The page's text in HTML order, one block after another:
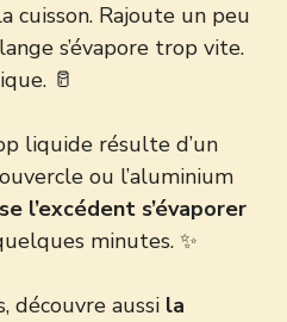
cuisson. Rajoute un peu
s’évapore trop vite.
🥛
liquide résulte d’un
ou l’aluminium
l’excédent s’évaporer
minutes. ✨
découvre aussi la